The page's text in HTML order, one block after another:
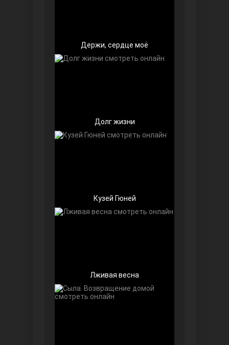
Девушка за стеклом
Держи, сердце моё
Долг жизни
Кузей Гюней
Лживая весна